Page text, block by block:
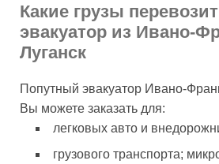
Какие грузы
эвакуатор из Ивано-
Луганск
Попутный эвакуатор Ивано-
Вы можете заказать для:
легковых авто и
грузового транспорта;